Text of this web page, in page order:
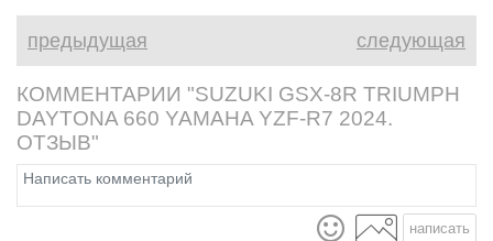
предыдущая следующая
КОММЕНТАРИИ "SUZUKI GSX-8R TRIUMPH
DAYTONA 660 YAMAHA YZF-R7 2024.
ОТЗЫВ"
написать